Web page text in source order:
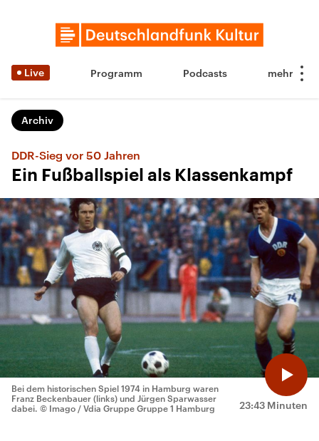
Live Programm Podcasts
Archiv
DDR-Sieg vor 50 Jahren
Ein Fußballspiel als Klassenkampf
23:43 Minuten
Bei dem historischen Spiel 1974 in Hamburg waren
Franz Beckenbauer (links) und Jürgen Sparwasser
dabei. © Imago / Vdia Gruppe Gruppe 1 Hamburg